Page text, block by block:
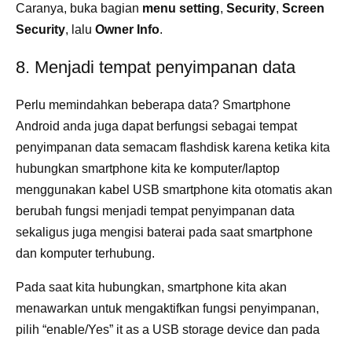
Caranya, buka bagian menu setting, Security, Screen
Security, lalu Owner Info.
8. Menjadi tempat penyimpanan data
Perlu memindahkan beberapa data? Smartphone
Android anda juga dapat berfungsi sebagai tempat
penyimpanan data semacam flashdisk karena ketika kita
hubungkan smartphone kita ke komputer/laptop
menggunakan kabel USB smartphone kita otomatis akan
berubah fungsi menjadi tempat penyimpanan data
sekaligus juga mengisi baterai pada saat smartphone
dan komputer terhubung.
Pada saat kita hubungkan, smartphone kita akan
menawarkan untuk mengaktifkan fungsi penyimpanan,
pilih “enable/Yes” it as a USB storage device dan pada